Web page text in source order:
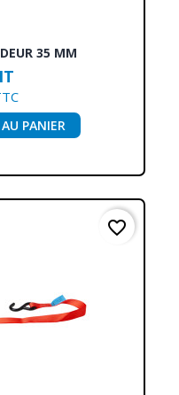
35 MM
PANIER
favorite_border